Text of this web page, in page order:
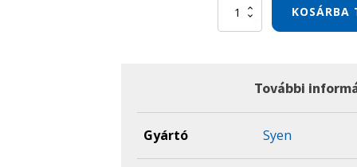
Syen
Légcsatornás
szett
KOSÁRBA
További
Gyártó Syen